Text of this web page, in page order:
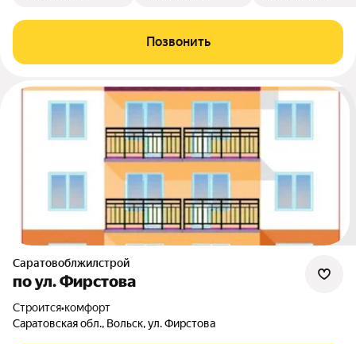
Позвонить
Саратовоблжилстрой
по ул. Фирстова
Строится•комфорт
Саратовская обл., Вольск, ул. Фирстова